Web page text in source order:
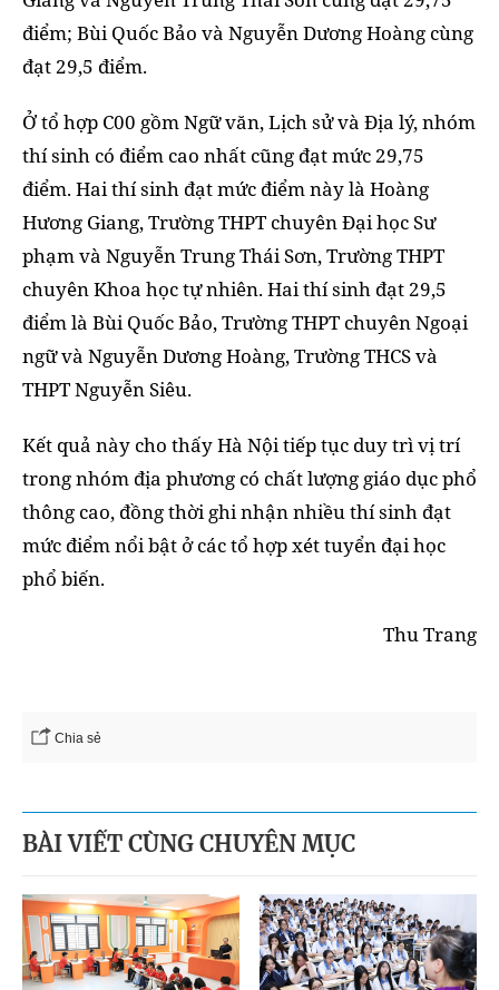
điểm; Bùi Quốc Bảo và Nguyễn Dương Hoàng cùng
đạt 29,5 điểm.
Ở tổ hợp C00 gồm Ngữ văn, Lịch sử và Địa lý, nhóm
thí sinh có điểm cao nhất cũng đạt mức 29,75
điểm. Hai thí sinh đạt mức điểm này là Hoàng
Hương Giang, Trường THPT chuyên Đại học Sư
phạm và Nguyễn Trung Thái Sơn, Trường THPT
chuyên Khoa học tự nhiên. Hai thí sinh đạt 29,5
điểm là Bùi Quốc Bảo, Trường THPT chuyên Ngoại
ngữ và Nguyễn Dương Hoàng, Trường THCS và
THPT Nguyễn Siêu.
Kết quả này cho thấy Hà Nội tiếp tục duy trì vị trí
trong nhóm địa phương có chất lượng giáo dục phổ
thông cao, đồng thời ghi nhận nhiều thí sinh đạt
mức điểm nổi bật ở các tổ hợp xét tuyển đại học
phổ biến.
Thu Trang
Chia sẻ
BÀI VIẾT CÙNG CHUYÊN MỤC